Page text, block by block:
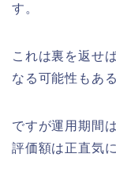
す。
これは裏を返せ
なる可能性もあ
ですが運用期間
評価額は正直気